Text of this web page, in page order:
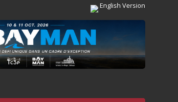
English Version